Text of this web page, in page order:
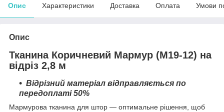
Опис Характеристики Доставка Оплата Умови
Опис
Тканина Коричневий Мармур (М19-12) на
відріз 2,8 м
Відрізний матеріал відправляється по
передоплаті 50%
Мармурова тканина для штор — оптимальне рішення, щоб